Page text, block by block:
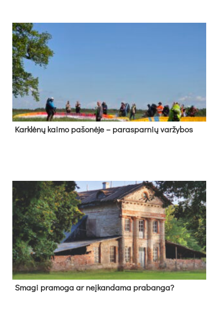
Kark­lė­nų kai­mo pa­šo­nė­je – pa­ras­par­nių var­žy­bos
Sma­gi pra­mo­ga ar neį­kan­da­ma pra­ban­ga?